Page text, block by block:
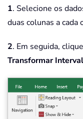
1. Selecione os
duas colunas a cada
2. Em seguida,
Transformar